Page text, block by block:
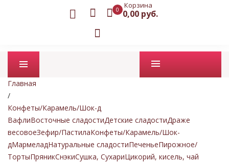
0 Корзина
0,00 руб.
Промо товары
Главная
/
Конфеты/Карамель/Шок-д
ВафлиВосточные сладостиДетские сладостиДраже
весовоеЗефир/ПастилаКонфеты/Карамель/Шок-
дМармеладНатуральные сладостиПеченьеПирожное/
ТортыПряникСнэкиСушка, СухариЦикорий, кисель, чай